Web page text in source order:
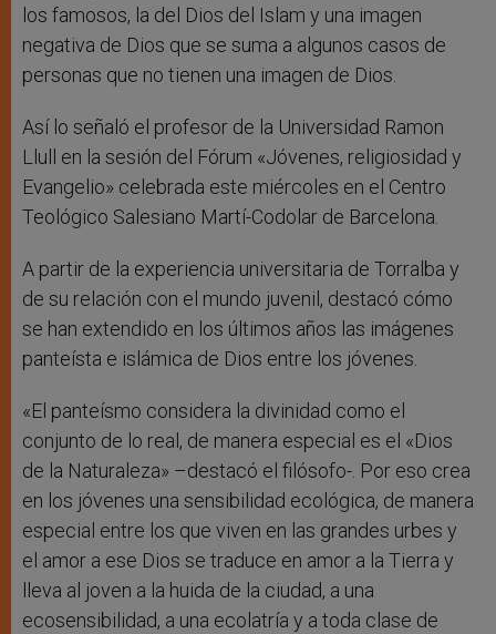
los famosos, la del Dios del Islam y una imagen
negativa de Dios que se suma a algunos casos de
personas que no tienen una imagen de Dios.
Así lo señaló el profesor de la Universidad Ramon
Llull en la sesión del Fórum «Jóvenes, religiosidad y
Evangelio» celebrada este miércoles en el Centro
Teológico Salesiano Martí-Codolar de Barcelona.
A partir de la experiencia universitaria de Torralba y
de su relación con el mundo juvenil, destacó cómo
se han extendido en los últimos años las imágenes
panteísta e islámica de Dios entre los jóvenes.
«El panteísmo considera la divinidad como el
conjunto de lo real, de manera especial es el «Dios
de la Naturaleza» –destacó el filósofo-. Por eso crea
en los jóvenes una sensibilidad ecológica, de manera
especial entre los que viven en las grandes urbes y
el amor a ese Dios se traduce en amor a la Tierra y
lleva al joven a la huida de la ciudad, a una
ecosensibilidad, a una ecolatría y a toda clase de